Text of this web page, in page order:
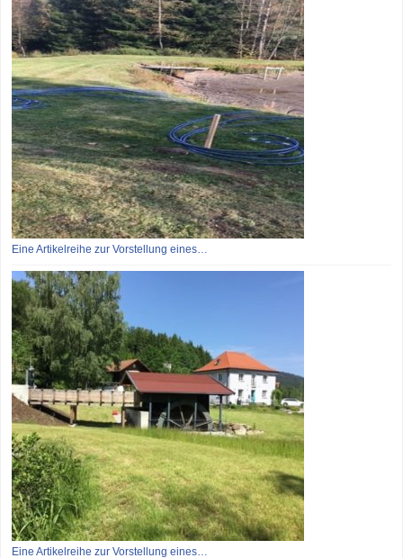
Eine Artikelreihe zur Vorstellung eines…
Eine Artikelreihe zur Vorstellung eines…